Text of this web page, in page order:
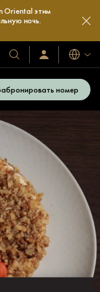
Oriental этим
ночь.
Наши
отели
курорты
Войти/
Языки
номер